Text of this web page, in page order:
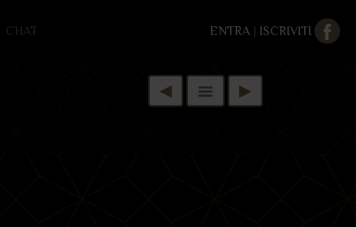
CHAT ENTRA | ISCRIVITI